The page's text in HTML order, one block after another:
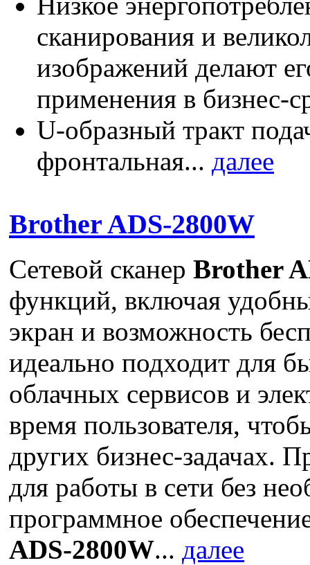
сканирования и
изображений делают
применения в бизнес-
U-образный тракт
фронтальная... далее
Brother ADS-2800W
Сетевой сканер Brother
функций, включая
экран и возможность
идеально подходит для
облачных сервисов и
время пользователя,
других бизнес-задачах.
для работы в сети без
программное
ADS-2800W... далее